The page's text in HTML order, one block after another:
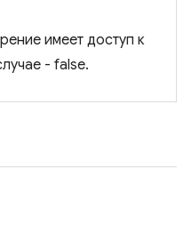
имеет доступ к
- false.